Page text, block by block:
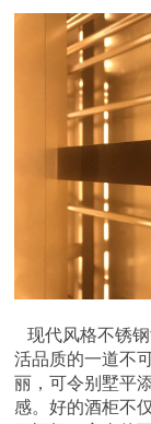
现代风格不锈
活品质的一道不
丽，可令别墅平
感。好的酒柜不